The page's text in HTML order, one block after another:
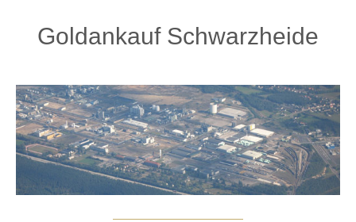
Goldankauf Schwarzheide